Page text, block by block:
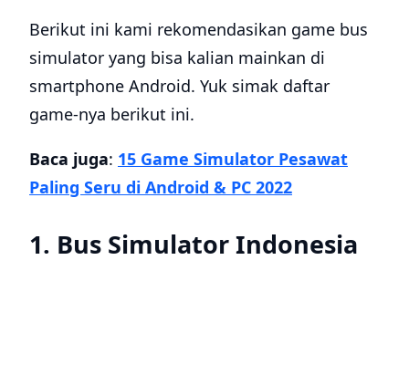
Berikut ini kami rekomendasikan game bus
simulator yang bisa kalian mainkan di
smartphone Android. Yuk simak daftar
game-nya berikut ini.
Baca juga: 15 Game Simulator Pesawat
Paling Seru di Android & PC 2022
1. Bus Simulator Indonesia